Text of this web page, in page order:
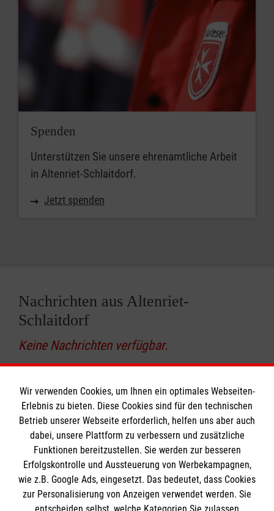
Spenden
Unterstützen Sie unsere ehrenamtliche Arbeit
in Altenriet-Schlaitdorf.
Jetzt spenden
Nachrichten aus Altenriet-
Schlaitdorf
Keine Nachrichten verfügbar.
Informationen
Impressum
Datenschutz
Barrierefreiheit
Die Malteser
Wir verwenden Cookies, um Ihnen ein optimales Webseiten-
Erlebnis zu bieten. Diese Cookies sind für den technischen
Betrieb unserer Webseite erforderlich, helfen uns aber auch
dabei, unsere Plattform zu verbessern und zusätzliche
Funktionen bereitzustellen. Sie werden zur besseren
Erfolgskontrolle und Aussteuerung von Werbekampagnen,
wie z.B. Google Ads, eingesetzt. Das bedeutet, dass Cookies
zur Personalisierung von Anzeigen verwendet werden. Sie